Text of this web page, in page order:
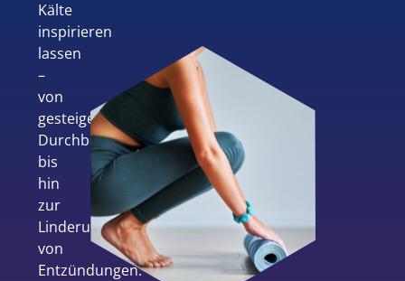
Kälte
inspirieren
lassen
–
von
gesteigerter
Durchblutung
bis
hin
zur
Linderung
von
Entzündungen.